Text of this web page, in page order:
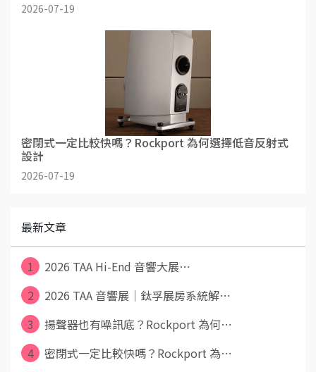
2026-07-19
密閉式一定比較快嗎？Rockport 為何選擇低音反射式
設計
2026-07-19
最新文章
1
2026 TAA Hi-End 音響大展⋯
2
2026 TAA 音響展｜鈦孚展房系統解⋯
3
揚聲器也有噪訊底？Rockport 為何⋯
4
密閉式一定比較快嗎？Rockport 為⋯